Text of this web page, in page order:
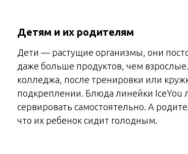
Детям и их родителям
Дети — растущие организмы, они
даже больше продуктов, чем
колледжа, после тренировки или
подкреплении. Блюда линейки IceYou
сервировать самостоятельно. А
что их ребенок сидит голодным.